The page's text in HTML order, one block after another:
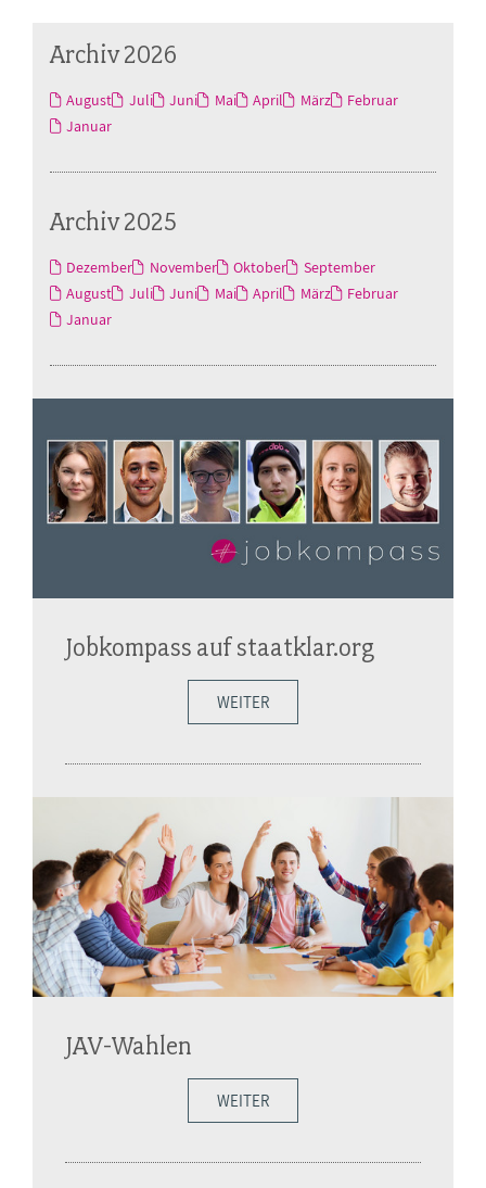
Archiv 2026
August Juli Juni Mai April März
Februar
Januar
Archiv 2025
Dezember November Oktober
September
August
Juli Juni Mai April März
Februar
Januar
Jobkompass auf staatklar.org
WEITER
JAV-Wahlen
WEITER